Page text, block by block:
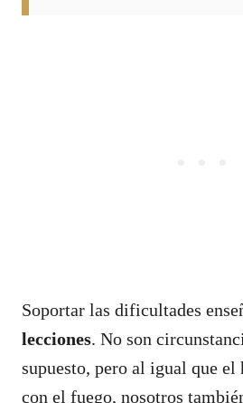
Soportar las dificultades
lecciones. No son
supuesto, pero al igual que el
con el fuego, nosotros